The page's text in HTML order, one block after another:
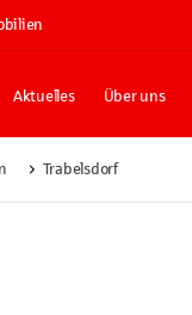
Aktuelles Über uns
Trabelsdorf